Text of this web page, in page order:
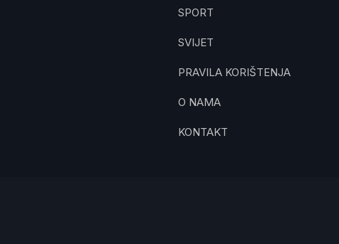
SPORT
SVIJET
PRAVILA KORIŠTENJA
O NAMA
KONTAKT